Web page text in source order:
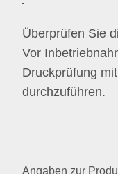
Überprüfen Sie
Vor
Druckprüfung
durchzuführen.
Angaben zur